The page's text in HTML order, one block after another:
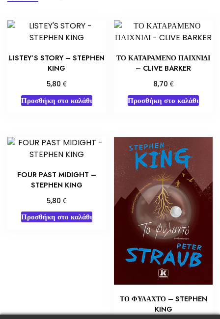
LISTEY’S STORY – STEPHEN
KING
5,80 €
Προσθήκη στο καλάθι
ΤΟ ΚΑΤΑΡΑΜΕΝΟ ΠΑΙΧΝΙΔΙ
– CLIVE BARKER
8,70 €
Προσθήκη στο καλάθι
FOUR PAST MIDIGHT –
STEPHEN KING
5,80 €
Προσθήκη στο καλάθι
ΤΟ ΦΥΛΑΧΤΟ – STEPHEN
KING